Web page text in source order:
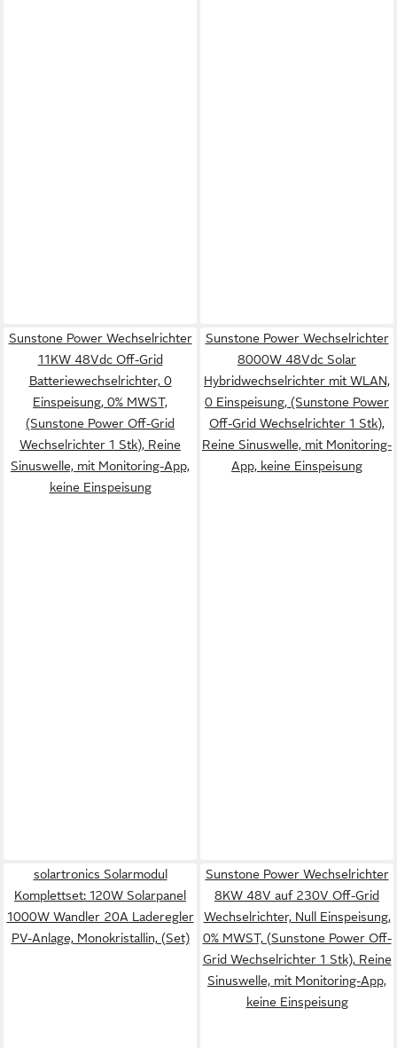
Sunstone Power Wechselrichter
11KW 48Vdc Off-Grid
Batteriewechselrichter, 0
Einspeisung, 0% MWST,
(Sunstone Power Off-Grid
Wechselrichter 1 Stk), Reine
Sinuswelle, mit Monitoring-App,
keine Einspeisung
Sunstone Power Wechselrichter
8000W 48Vdc Solar
Hybridwechselrichter mit WLAN,
0 Einspeisung, (Sunstone Power
Off-Grid Wechselrichter 1 Stk),
Reine Sinuswelle, mit Monitoring-
App, keine Einspeisung
solartronics Solarmodul
Komplettset: 120W Solarpanel
1000W Wandler 20A Laderegler
PV-Anlage, Monokristallin, (Set)
Sunstone Power Wechselrichter
8KW 48V auf 230V Off-Grid
Wechselrichter, Null Einspeisung,
0% MWST, (Sunstone Power Off-
Grid Wechselrichter 1 Stk), Reine
Sinuswelle, mit Monitoring-App,
keine Einspeisung